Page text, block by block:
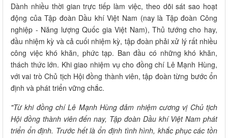
Dành nhiều thời gian trực tiếp làm việc, theo dõi sát sao hoạt
động của Tập đoàn Dầu khí Việt Nam (nay là Tập đoàn Công
nghiệp - Năng lượng Quốc gia Việt Nam), Thủ tướng cho hay,
đầu nhiệm kỳ và cả cuối nhiệm kỳ, tập đoàn phải xử lý rất nhiều
công việc khó khăn, phức tạp. Ban đầu có những khó khăn,
thách thức lớn. Khi giao nhiệm vụ cho đồng chí Lê Mạnh Hùng,
với vai trò Chủ tịch Hội đồng thành viên, tập đoàn từng bước ổn
định và phát triển vững chắc.
"Từ khi đồng chí Lê Mạnh Hùng đảm nhiệm cương vị Chủ tịch
Hội đồng thành viên đến nay, Tập đoàn Dầu khí Việt Nam phát
triển ổn định. Trước hết là ổn định tình hình, khắc phục các tồn